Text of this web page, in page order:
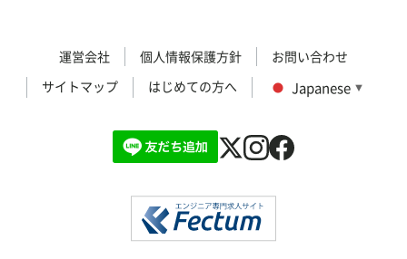
運営会社 個人情報保護方針
お問い合わせ
サイトマップ
はじめての方へ Japanese ▼